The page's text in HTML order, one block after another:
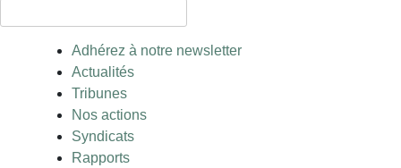
Adhérez à notre newsletter
Actualités
Tribunes
Nos actions
Syndicats
Rapports